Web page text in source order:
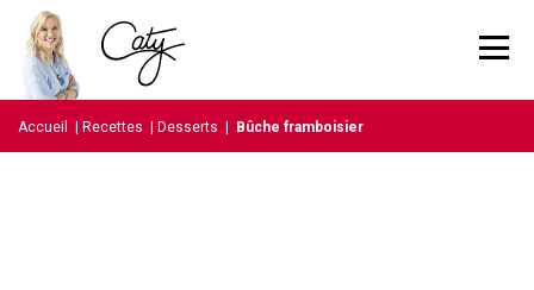
Accueil Recettes Desserts Bûche framboisier